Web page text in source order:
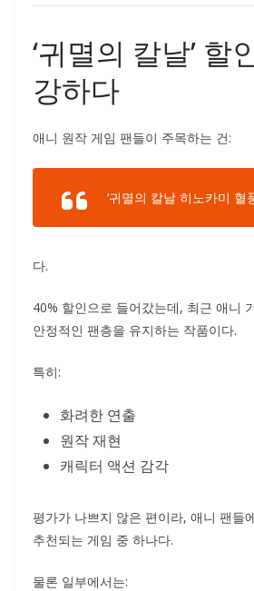
‘귀멸의 칼날’ 할
강하다
애니 원작 게임 팬들이 주목하는 건:
‘귀멸의 칼날 히노카미 혈
다.
40% 할인으로 들어갔는데, 최근 애니
안정적인 팬층을 유지하는 작품이다.
특히:
화려한 연출
원작 재현
캐릭터 액션 감각
평가가 나쁘지 않은 편이라, 애니 팬들
추천되는 게임 중 하나다.
물론 일부에서는: